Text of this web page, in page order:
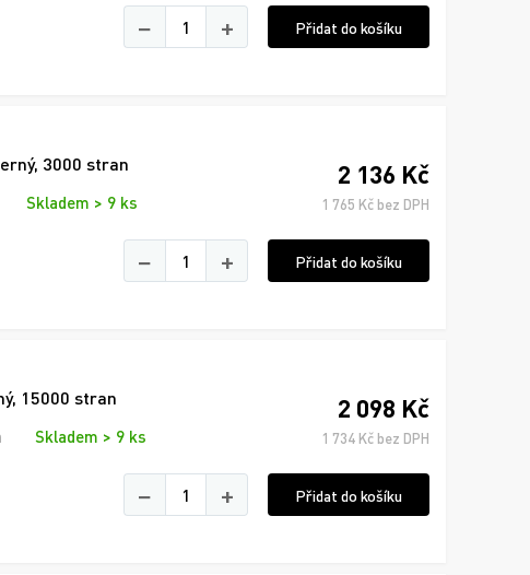
− + Přidat do košíku
3000 stran
Skladem > 9 ks
2 136 Kč
1 765 Kč bez DPH
− + Přidat do košíku
15000 stran
Skladem > 9 ks
2 098 Kč
1 734 Kč bez DPH
− + Přidat do košíku